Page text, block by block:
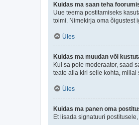
Kuidas ma saan teha
Uue teema postitamiseks
toimi. Nimekirja oma õigustest
Üles
Kuidas ma muudan või
Kui sa pole moderaator, saad
teate alla kiri selle kohta, millal
Üles
Kuidas ma panen oma
Et lisada signatuuri